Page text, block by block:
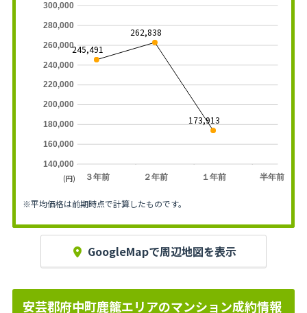
３年前 ２年前 １年前 半年前
140,000
160,000
180,000
200,000
220,000
240,000
260,000
280,000
300,000
245,491
262,838
173,913
(円)
※平均価格は前期時点で計算したものです。
GoogleMapで周辺地図を表示
安芸郡府中町鹿籠エリアのマンション成約情報